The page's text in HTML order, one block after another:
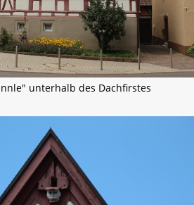
unterhalb des Dachfirstes